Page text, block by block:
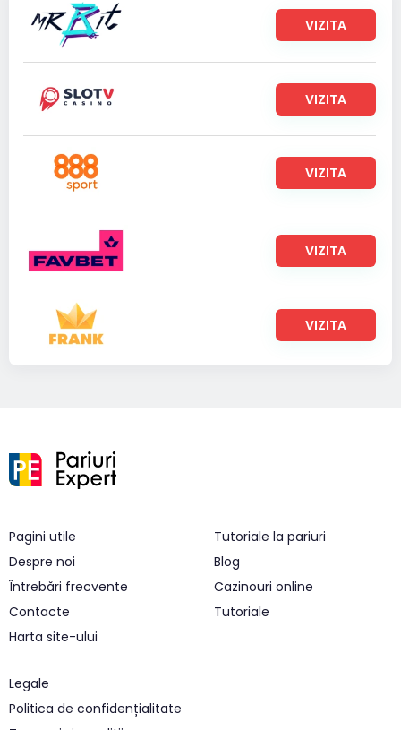
VIZITA
VIZITA
VIZITA
VIZITA
VIZITA
Pagini utile
Despre noi
Întrebări frecvente
Contacte
Harta site-ului
Tutoriale la pariuri
Blog
Cazinouri online
Tutoriale
Legale
Politica de confidențialitate